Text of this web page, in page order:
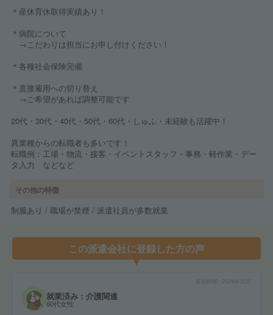
＊産休育休取得実績あり！
＊病院について
→こだわりは担当にお申し付けください！
＊各種社会保険完備
＊直接雇用への切り替え
→ご希望があれば調整可能です
20代・30代・40代・50代・60代・しゅふ・未経験も活躍中！
異業種からの転職者も多いです！
転職例：工場・物流・接客・イベントスタッフ・事務・軽作業・デー
タ入力 などなど
その他の特徴
制服あり / 職場が禁煙 / 派遣社員が多数就業
この派遣会社に登録した方の声
2024年02月
就業済み：介護関連
60代女性